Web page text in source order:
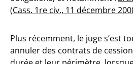
(Cass. 1re civ., 11 décembre
Plus récemment, le juge s’est
annuler des contrats de